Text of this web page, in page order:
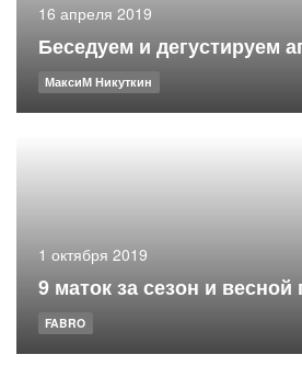
16 апреля 2019
Беседуем и дегустируем
МаксиМ Никуткин
1 октября 2019
9 маток за сезон и
FABRO